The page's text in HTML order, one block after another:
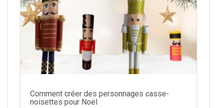
Comment créer des personnages casse-
noisettes pour Noël